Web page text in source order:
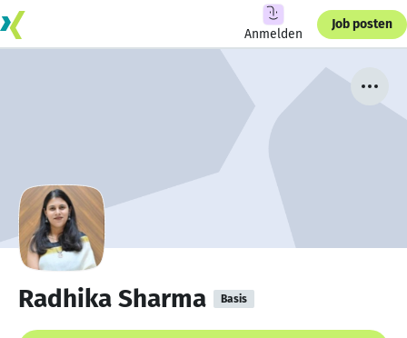
Anmelden
Job posten
Radhika Sharma Basis